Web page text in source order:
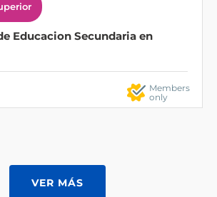
Educacion Secundaria en
Members
only
VER MÁS